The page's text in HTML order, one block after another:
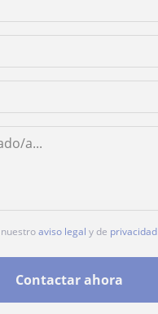
nuestroaviso legal y de privacidad
Contactar ahora